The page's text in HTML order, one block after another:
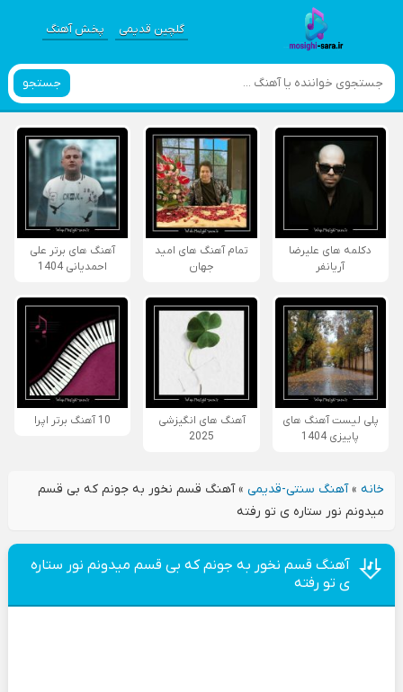
گلچین قدیمی پخش آهنگ
جستجو
دکلمه های علیرضا
آریانفر
تمام آهنگ های امید
جهان
آهنگ های برتر علی
احمدیانی 1404
پلی لیست آهنگ های
پاییزی 1404
آهنگ های انگیزشی
2025
10 آهنگ برتر اپرا
خانه»آهنگ سنتی-قدیمی»آهنگ قسم نخور به جونم كه بی قسم
ميدونم نور ستاره ی تو رفته
آهنگ قسم نخور به جونم كه بی قسم ميدونم نور ستاره
ی تو رفته